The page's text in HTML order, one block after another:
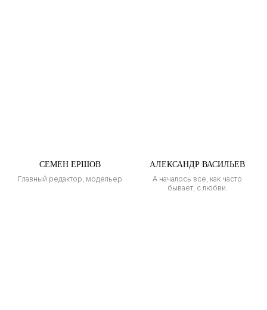
СЕМЕН ЕРШОВ
Главный редактор, модельер
АЛЕКСАНДР ВАСИЛЬЕВ
А началось все, как часто
бывает, с любви.